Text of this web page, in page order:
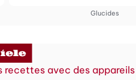
Glucides
avec des